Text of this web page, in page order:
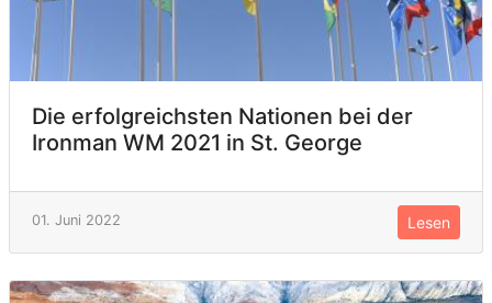
Die erfolgreichsten Nationen bei der
Ironman WM 2021 in St. George
01. Juni 2022 Lesen